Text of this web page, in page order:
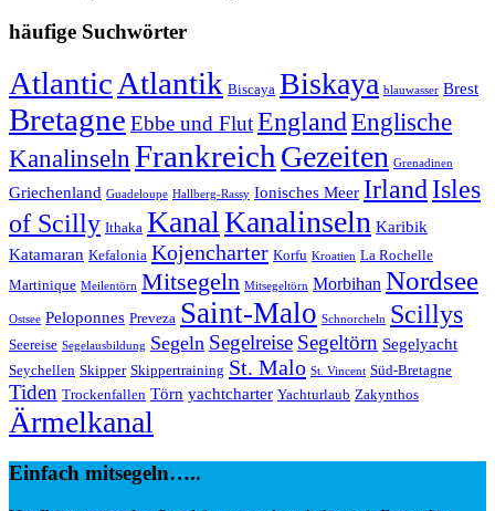
häufige Suchwörter
Atlantic Atlantik Biscaya Biskaya blauwasser Brest
Bretagne Ebbe und Flut England Englische
Kanalinseln Frankreich Gezeiten Grenadinen
Griechenland Guadeloupe Hallberg-Rassy Ionisches Meer Irland Isles
of Scilly Ithaka Kanal Kanalinseln Karibik
Katamaran Kefalonia Kojencharter Korfu Kroatien La Rochelle
Martinique Meilentörn Mitsegeln Mitsegeltörn Morbihan Nordsee
Ostsee Peloponnes Preveza Saint-Malo Schnorcheln Scillys
Seereise Segelausbildung Segeln Segelreise Segeltörn Segelyacht
Seychellen Skipper Skippertraining St. Malo St. Vincent Süd-Bretagne
Tiden Trockenfallen Törn yachtcharter Yachturlaub Zakynthos
Ärmelkanal
Einfach mitsegeln…..